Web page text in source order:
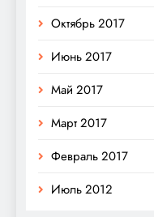
Октябрь 2017
Июнь 2017
Май 2017
Март 2017
Февраль 2017
Июль 2012